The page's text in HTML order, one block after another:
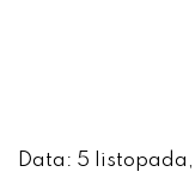
Data: 5 listopada,